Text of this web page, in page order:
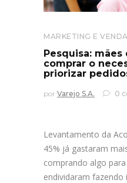
MARKETING E
Pesquisa: mães
comprar o
priorizar
por Varejo S.A. 0
Levantamento da
45% já gastaram
comprando algo
endividaram fazendo